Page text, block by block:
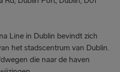
Line in Dublin bevindt zich
het stadscentrum van Dublin.
die naar de haven